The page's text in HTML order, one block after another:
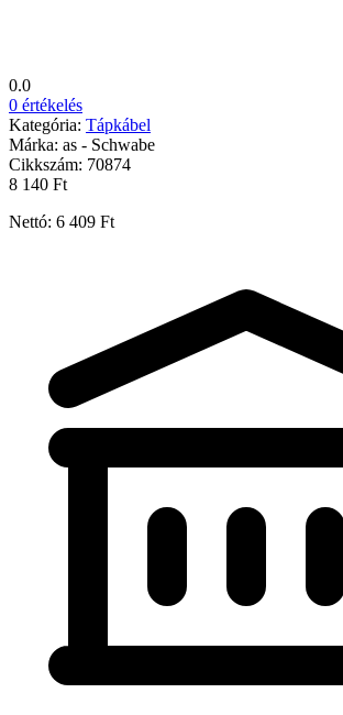
0.0
0 értékelés
Kategória: Tápkábel
Márka: as - Schwabe
Cikkszám: 70874
8 140 Ft
Nettó: 6 409 Ft